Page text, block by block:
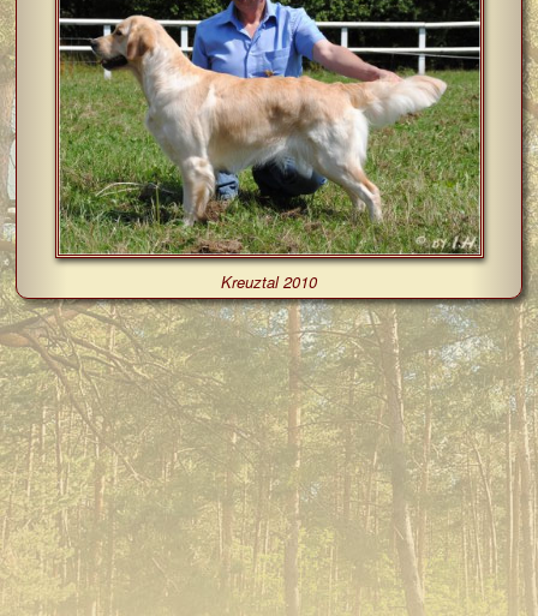
Kreuztal 2010